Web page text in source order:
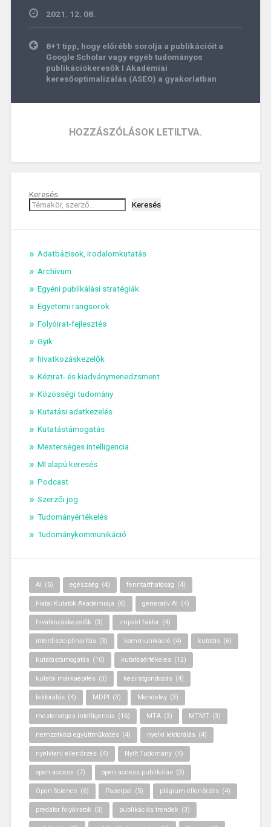
2021. 12. 08.
Bejegyzés
navigáció
8+1 tipp, hogy előrébb sorolja a publikációit a
Google Scholar vagy egyéb tudományos
publikációkeresők I Akadémiai
keresőoptimalizálás (ASEO) a gyakorlatban
HOZZÁSZÓLÁSOK LETILTVA.
Keresés
Keresés
Adatbázisok, irodalomkutatás
Archívum
Egyéni publikálási stratégiák
Egyetemi rangsorok
Folyóirat-fejlesztés
Gyik
hivatkozáskezelők
Kézirat- és kiadványmenedzsment
Közösségi tudomány
Kutatási adatkezelés
Kutatástámogatás
Mesterséges intelligencia
MI alapú keresés
Podcast
Szerzői jog
Tudományértékelés
Tudománykommunikáció
AI (5) egészség (4) fenntarthatóság (4)
Fiatal Kutatók Akadémiája (6) generatív AI (4)
hivatkozáskezelők (3) impakt faktor (4)
interdiszciplinaritás (3) kommunikáció (4) kutatás (6)
kutatástámogatás (10) kutatásértékelés (12)
kutatói márkaépítés (3) kéziratgondozás (4)
lektorálás (4) MDPI (3) Mendeley (3)
mesterséges intelligencia (16) MTA (3) MTMT (3)
nemzetközi együttműködés (4) nyelvi lektorálás (4)
nyelvtani ellenőrzés (4) Nyílt Tudomány (4)
open access (7) open access publikálás (3)
Open Science (6) Paperpal (5) plágium ellenőrzés (4)
predátor folyóiratok (3) publikációs trendek (3)